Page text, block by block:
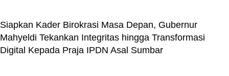
Siapkan Kader Birokrasi Masa Depan, Gubernur
Mahyeldi Tekankan Integritas hingga Transformasi
Digital Kepada Praja IPDN Asal Sumbar